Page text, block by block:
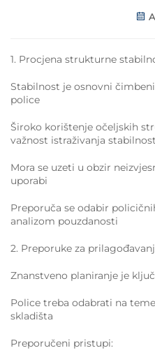
1. Procjena strukturne
Stabilnost je osnovni
police
Široko korištenje očeljskih
važnost istraživanja
Mora se uzeti u obzir
uporabi
Preporuča se odabir
analizom pouzdanosti
2. Preporuke za
Znanstveno planiranje je
Police treba odabrati na
skladišta
Preporučeni pristupi: